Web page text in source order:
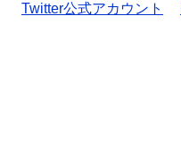
Twitter公式アカウント